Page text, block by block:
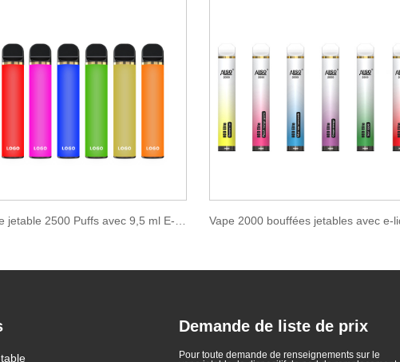
devient le premier
Lois sur les cigarettes
Demande de liste de prix
Pour toute demande de renseignements sur le